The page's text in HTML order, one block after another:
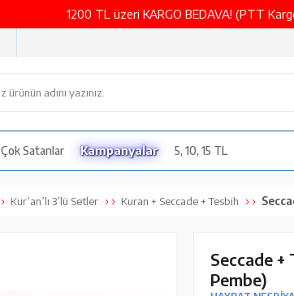
1200 TL üzeri KARGO BEDAVA! (PTT
Çok Satanlar Kampanyalar 5, 10, 15 TL
Kur’an’lı 3’lü Setler Kuran + Seccade + Tesbih
Seccade +
Pembe)